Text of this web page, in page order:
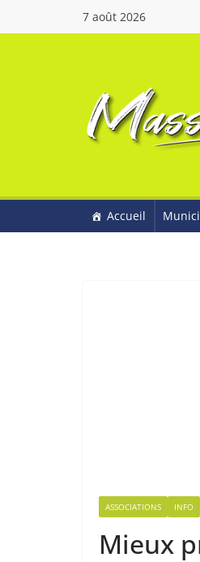
7 août 2026
Accueil
ASSOCIATIONS INFO
Mieux